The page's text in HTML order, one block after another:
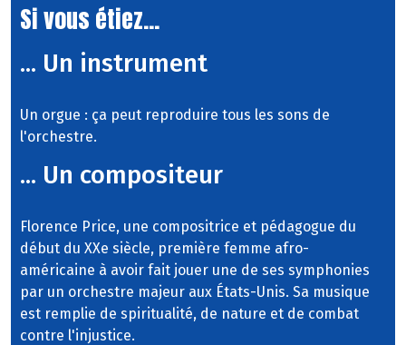
Si vous étiez...
... Un instrument
Un orgue : ça peut reproduire tous les sons de
l'orchestre.
... Un compositeur
Florence Price, une compositrice et pédagogue du
début du XXe siècle, première femme afro-
américaine à avoir fait jouer une de ses symphonies
par un orchestre majeur aux États-Unis. Sa musique
est remplie de spiritualité, de nature et de combat
contre l'injustice.